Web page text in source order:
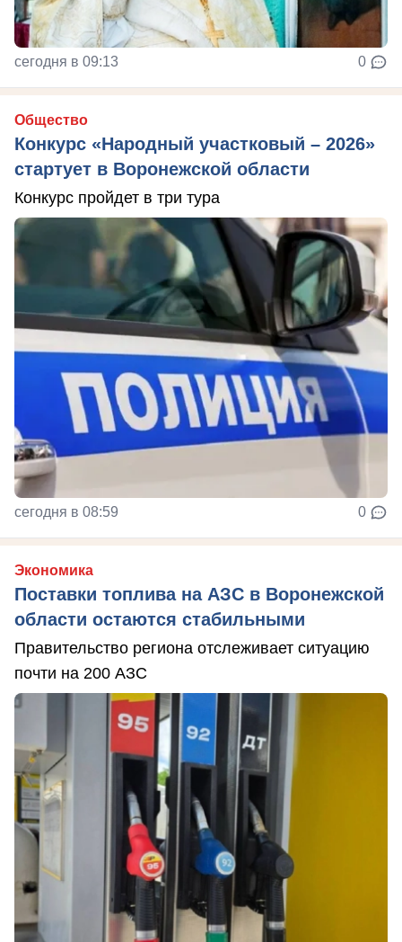
сегодня в 09:13 0
Общество
Конкурс «Народный участковый – 2026»
стартует в Воронежской области
Конкурс пройдет в три тура
сегодня в 08:59 0
Экономика
Поставки топлива на АЗС в Воронежской
области остаются стабильными
Правительство региона отслеживает ситуацию
почти на 200 АЗС